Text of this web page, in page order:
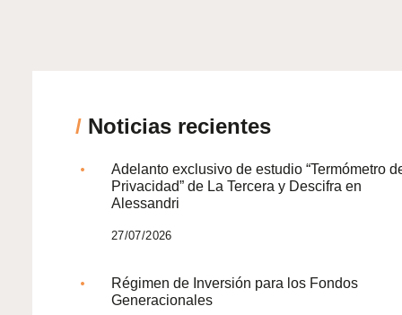
/ Noticias recientes
Adelanto exclusivo de estudio “Termómetro
Privacidad” de La Tercera y Descifra en
Alessandri
27/07/2026
Régimen de Inversión para los Fondos
Generacionales